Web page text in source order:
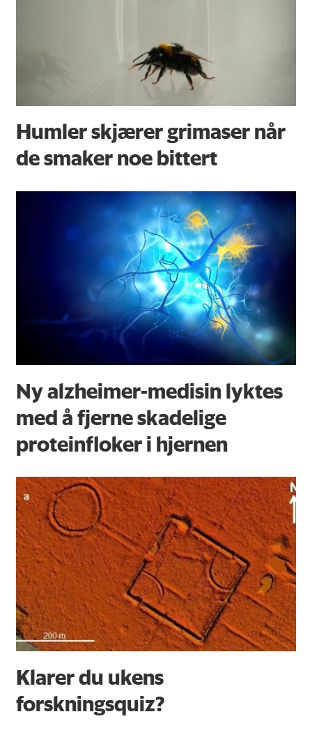
Humler skjærer grimaser når
de smaker noe bittert
Ny alzheimer-medisin lyktes
med å fjerne skadelige
proteinfloker i hjernen
Klarer du ukens
forskningsquiz?